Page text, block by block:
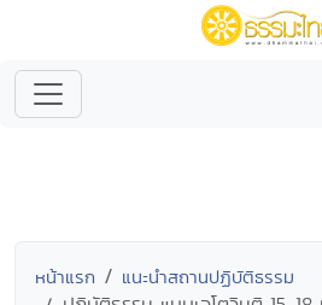
หน้าแรก แนะนำสถานปฏิบัติธรรม